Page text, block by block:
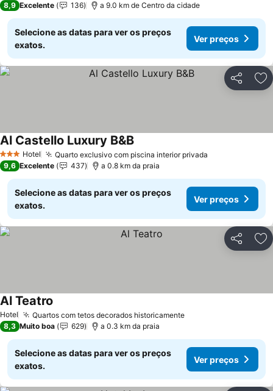
8,9 Excelente 136 a 9.0 km de Centro da cidade
Selecione as datas para ver os preços
exatos.
Ver preços
Partilhar
3 EstrelasHotel Quarto exclusivo com piscina interior privada
Al Castello Luxury B&BVer preços
9,6 Excelente 437 a 0.8 km da praia
Selecione as datas para ver os preços
exatos.
Ver preços
Partilhar
Hotel Quartos com tetos decorados historicamenteVer preços
Al Teatro
8,3 Muito boa 629 a 0.3 km da praia
Selecione as datas para ver os preços
exatos.
Ver preços